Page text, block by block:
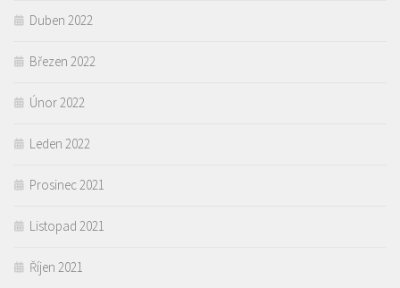
Duben 2022
Březen 2022
Únor 2022
Leden 2022
Prosinec 2021
Listopad 2021
Říjen 2021